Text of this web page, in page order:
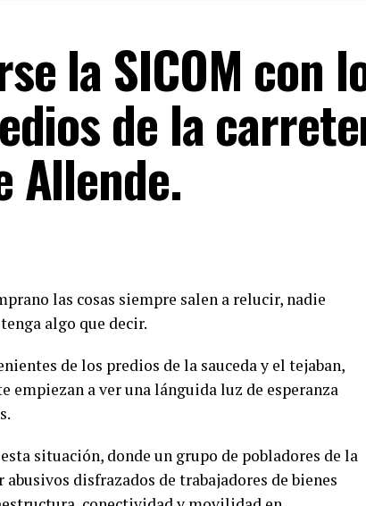
la SICOM con
de la
Allende.
las cosas siempre salen a relucir, nadie
algo que decir.
de los predios de la sauceda y el tejaban,
empiezan a ver una lánguida luz de esperanza
situación, donde un grupo de pobladores de la
disfrazados de trabajadores de bienes